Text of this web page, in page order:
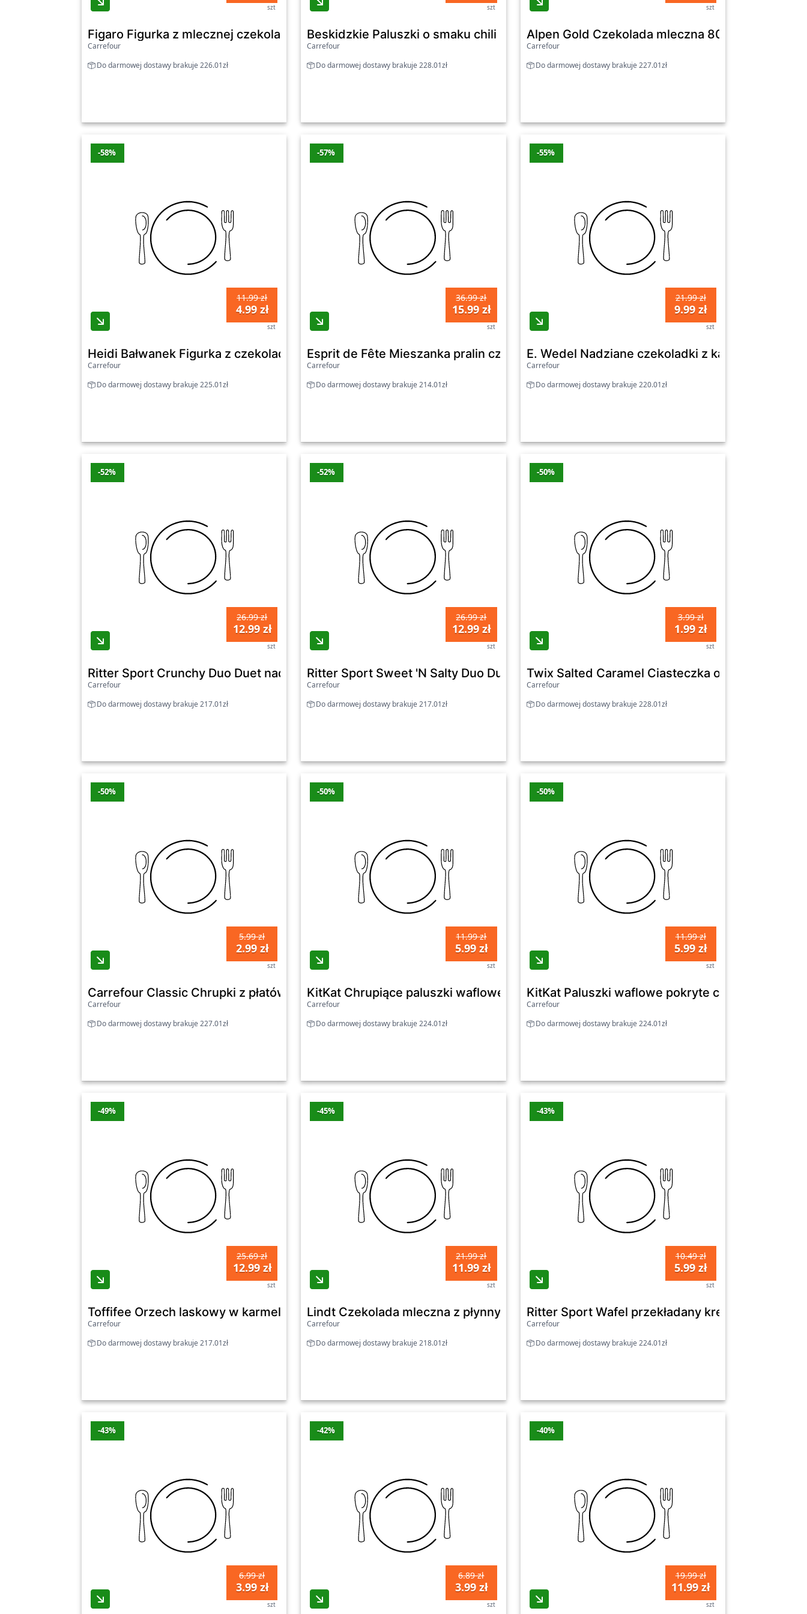
szt
Figaro Figurka z mlecznej czekolady pusta w środku 50 g
Carrefour
Do darmowej dostawy brakuje 226.01zł
szt
Beskidzkie Paluszki o smaku chili limonka 180 g
Carrefour
Do darmowej dostawy brakuje 228.01zł
szt
Alpen Gold Czekolada mleczna 80 g
Carrefour
Do darmowej dostawy brakuje 227.01zł
-58%
11.99 zł
4.99 zł
szt
Heidi Bałwanek Figurka z czekolady białej i gorzkiej 70 g
Carrefour
Do darmowej dostawy brakuje 225.01zł
-57%
36.99 zł
15.99 zł
szt
Esprit de Fête Mieszanka pralin czekoladowych 250 g (20 sztuk)
Carrefour
Do darmowej dostawy brakuje 214.01zł
-55%
21.99 zł
9.99 zł
szt
E. Wedel Nadziane czekoladki z karmelem 117 g
Carrefour
Do darmowej dostawy brakuje 220.01zł
-52%
26.99 zł
12.99 zł
szt
Ritter Sport Crunchy Duo Duet nadziewanej mlecznej czekolady 218 g
Carrefour
Do darmowej dostawy brakuje 217.01zł
-52%
26.99 zł
12.99 zł
szt
Ritter Sport Sweet 'N Salty Duo Duet nadziewanej czekolady mlecznej 218 g
Carrefour
Do darmowej dostawy brakuje 217.01zł
-50%
3.99 zł
1.99 zł
szt
Twix Salted Caramel Ciasteczka oblane
Carrefour
Do darmowej dostawy brakuje 228.01zł
-50%
5.99 zł
2.99 zł
szt
Carrefour Classic Chrupki z płatów ziemniaczanych i mąki pszennej 75 g
Carrefour
Do darmowej dostawy brakuje 227.01zł
-50%
11.99 zł
5.99 zł
szt
KitKat Chrupiące paluszki waflowe pokryte czekoladą mleczną o smaku
Carrefour
Do darmowej dostawy brakuje 224.01zł
-50%
11.99 zł
5.99 zł
szt
KitKat Paluszki waflowe pokryte czekoladą
Carrefour
Do darmowej dostawy brakuje 224.01zł
-49%
25.69 zł
12.99 zł
szt
Toffifee Orzech laskowy w karmelu kremie orzechowym i czekoladzie 250 g (2 x 125 g)
Carrefour
Do darmowej dostawy brakuje 217.01zł
-45%
21.99 zł
11.99 zł
szt
Lindt Czekolada mleczna z płynnym nadzieniem z Cointreau 100 g
Carrefour
Do darmowej dostawy brakuje 218.01zł
-43%
10.49 zł
5.99 zł
szt
Ritter Sport Wafel przekładany kremem
Carrefour
Do darmowej dostawy brakuje 224.01zł
-43%
6.99 zł
3.99 zł
szt
-42%
6.89 zł
3.99 zł
szt
-40%
19.99 zł
11.99 zł
szt